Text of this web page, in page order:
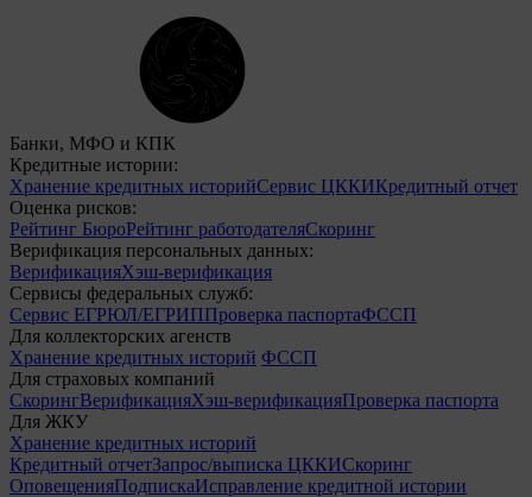
Банки, МФО и КПК
Кредитные истории:
Хранение кредитных историйСервис ЦККИКредитный отчет
Оценка рисков:
Рейтинг БюроРейтинг работодателяСкоринг
Верификация персональных данных:
ВерификацияХэш-верификация
Сервисы федеральных служб:
Сервис ЕГРЮЛ/ЕГРИППроверка паспортаФССП
Для коллекторских агенств
Хранение кредитных историй ФССП
Для страховых компаний
СкорингВерификацияХэш-верификацияПроверка паспорта
Для ЖКУ
Хранение кредитных историй
Кредитный отчетЗапрос/выписка ЦККИСкоринг
ОповещенияПодпискаИсправление кредитной истории